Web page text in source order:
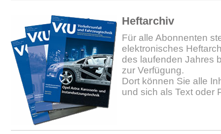
Heftarchiv
Für alle Abonnenten
elektronisches
des laufenden Jahres
zur Verfügung.
Dort können Sie alle
und sich als Text oder